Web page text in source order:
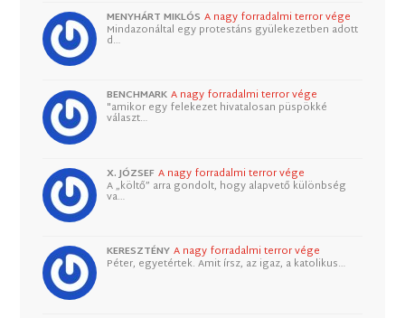
MENYHÁRT MIKLÓS A nagy forradalmi terror vége
Mindazonáltal egy protestáns gyülekezetben adott
d…
BENCHMARK A nagy forradalmi terror vége
"amikor egy felekezet hivatalosan püspökké
választ…
X. JÓZSEF A nagy forradalmi terror vége
A „költő” arra gondolt, hogy alapvető különbség
va…
KERESZTÉNY A nagy forradalmi terror vége
Péter, egyetértek. Amit írsz, az igaz, a katolikus…